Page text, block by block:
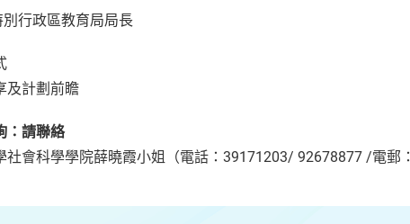
行政區教育局局長
及計劃前瞻
：請聯絡
社會科學學院薛曉霞小姐（電話：39171203/ 92678877 /電郵：